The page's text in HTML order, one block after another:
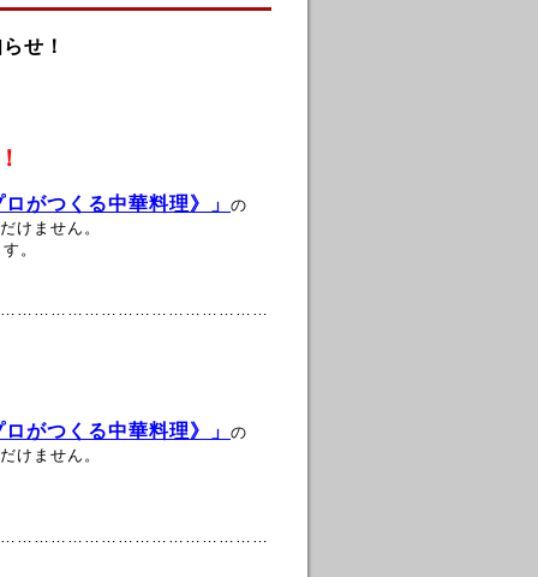
せ！
がつくる中華料理》」 の
けません。
。
がつくる中華料理》」 の
けません。